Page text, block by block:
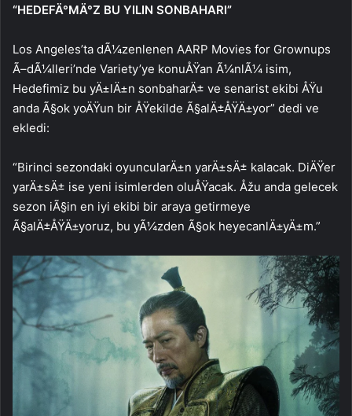
“HEDEFÄ°MÄ°Z BU YILIN SONBAHARI”
Los Angeles’ta dÃ¼zenlenen AARP Movies for Grownups
Ã–dÃ¼lleri’nde Variety’ye konuÅŸan Ã¼nlÃ¼ isim,
Hedefimiz bu yÄ±lÄ±n sonbaharÄ± ve senarist ekibi ÅŸu
anda Ã§ok yoÄŸun bir ÅŸekilde Ã§alÄ±ÅŸÄ±yor” dedi ve
ekledi:
“Birinci sezondaki oyuncularÄ±n yarÄ±sÄ± kalacak. DiÄŸer
yarÄ±sÄ± ise yeni isimlerden oluÅŸacak. Åžu anda gelecek
sezon iÃ§in en iyi ekibi bir araya getirmeye
Ã§alÄ±ÅŸÄ±yoruz, bu yÃ¼zden Ã§ok heyecanlÄ±yÄ±m.”